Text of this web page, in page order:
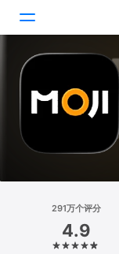
游戏
搜索
291万个评分
4.9